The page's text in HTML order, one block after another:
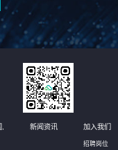
, 新闻资讯 加入我们
招聘岗位